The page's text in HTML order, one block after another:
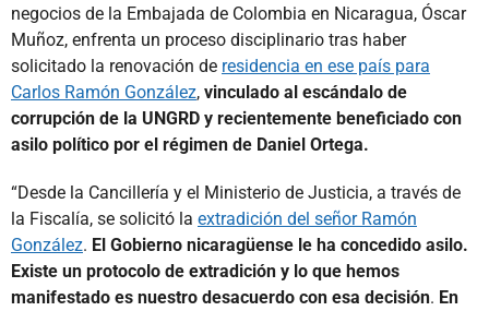
negocios de la Embajada de Colombia en Nicaragua, Óscar
Muñoz, enfrenta un proceso disciplinario tras haber
solicitado la renovación de residencia en ese país para
Carlos Ramón González, vinculado al escándalo de
corrupción de la UNGRD y recientemente beneficiado con
asilo político por el régimen de Daniel Ortega.
“Desde la Cancillería y el Ministerio de Justicia, a través de
la Fiscalía, se solicitó la extradición del señor Ramón
González. El Gobierno nicaragüense le ha concedido asilo.
Existe un protocolo de extradición y lo que hemos
manifestado es nuestro desacuerdo con esa decisión. En